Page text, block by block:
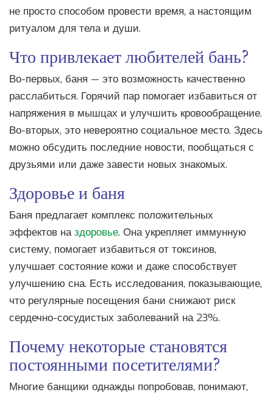
не просто способом провести время, а настоящим
ритуалом для тела и души.
Что привлекает любителей бань?
Во-первых, баня — это возможность качественно
расслабиться. Горячий пар помогает избавиться от
напряжения в мышцах и улучшить кровообращение.
Во-вторых, это невероятно социальное место. Здесь
можно обсудить последние новости, пообщаться с
друзьями или даже завести новых знакомых.
Здоровье и баня
Баня предлагает комплекс положительных
эффектов наздоровье. Она укрепляет иммунную
систему, помогает избавиться от токсинов,
улучшает состояние кожи и даже способствует
улучшению сна. Есть исследования, показывающие,
что регулярные посещения бани снижают риск
сердечно-сосудистых заболеваний на 23%.
Почему некоторые становятся
постоянными посетителями?
Многие банщики однажды попробовав, понимают,